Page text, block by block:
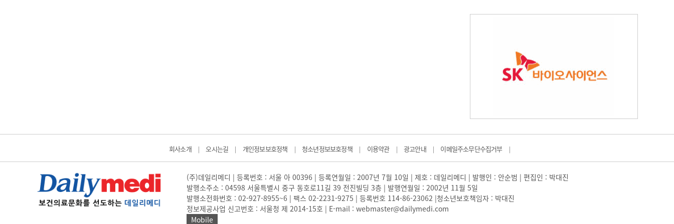
회사소개 | 오시는길 | 개인정보보호정책 | 청소년정보보호정책 | 이용약관 | 광고안내 | 이메일주소무단수집거부 |
(주)데일리메디 | 등록번호 : 서울 아 00396 | 등록연월일 : 2007년 7월 10일 | 제호 : 데일리메디 | 발행인 : 안순범 | 편집인 : 박대진
발행소주소 : 04598 서울특별시 중구 동호로11길 39 전진빌딩 3층 | 발행연월일 : 2002년 11월 5일
발행소전화번호 : 02-927-8955~6 | 팩스 02-2231-9275 | 등록번호 114-86-23062 |청소년보호책임자 : 박대진
정보제공사업 신고번호 : 서울청 제 2014-15호 | E-mail : webmaster@dailymedi.com
Mobile